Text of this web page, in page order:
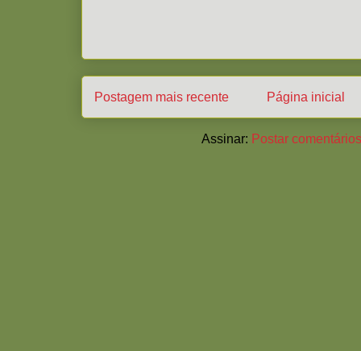
Postagem mais recente Página inicial
Assinar: Postar